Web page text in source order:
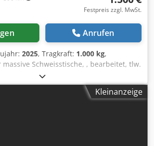
Festpreis zzgl. MwSt.
Anrufen
2025, Tragkraft: 1.000 kg,
Schweisstische, , bearbeitet, tlw.
Exzsfx Amgef Größen: - 1 x 1 Meter,
Meter 1700.-€ - 1,5 x 1,5 Meter 1900.-€ -
€, Plasmanitriert 3300.-€ - 2,4 x 1,2 Meter
3900.-€
Kleinanzeige